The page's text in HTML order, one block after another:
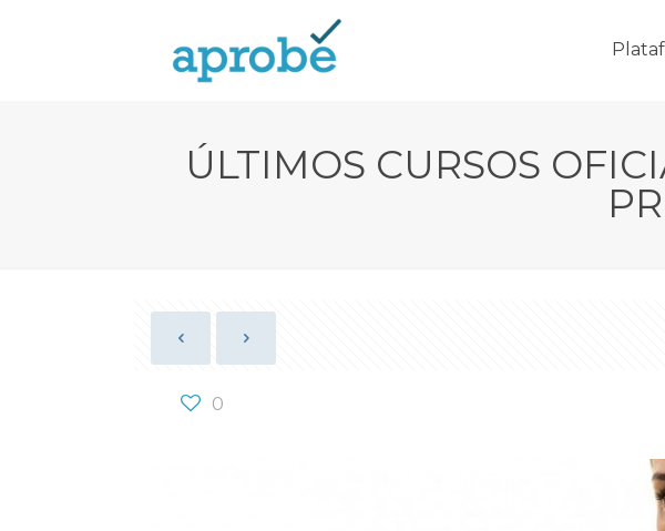
ÚLTIMOS CURSOS
0